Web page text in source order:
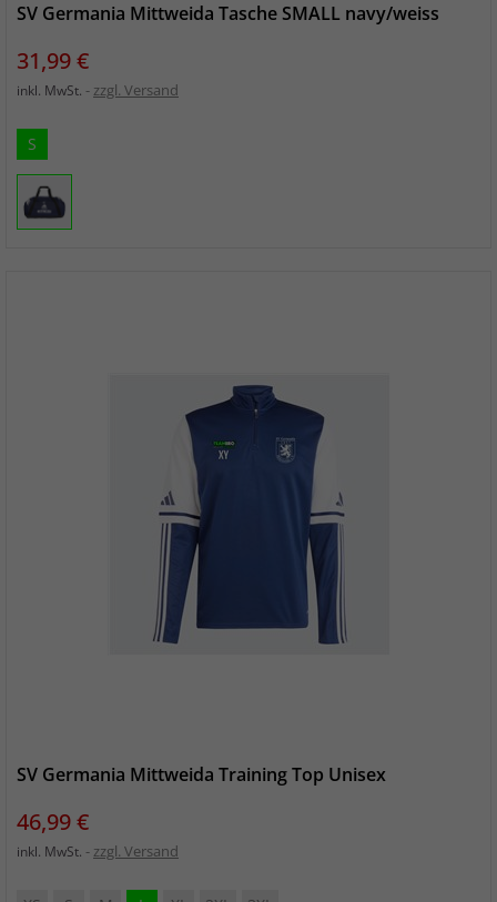
SV Germania Mittweida Tasche SMALL navy/weiss
Preis
31,99 €
inkl. MwSt. zzgl. Versand
S
SV Germania Mittweida Training Top Unisex
Preis
46,99 €
inkl. MwSt. zzgl. Versand